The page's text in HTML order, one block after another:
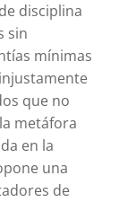
disciplina
sin
mínimas
que no
metáfora
en la
una
de